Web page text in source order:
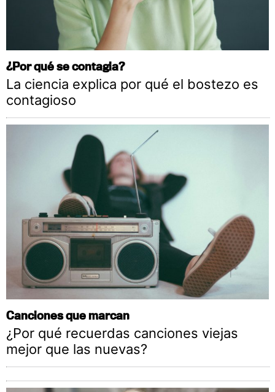
¿Por qué se contagia?
La ciencia explica por qué el bostezo es
contagioso
Canciones que marcan
¿Por qué recuerdas canciones viejas
mejor que las nuevas?